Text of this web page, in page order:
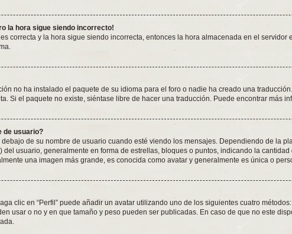
la hora sigue siendo incorrecto!
correcta y la hora sigue siendo incorrecta, entonces la hora almacenada en el servidor
no ha instalado el paquete de su idioma para el foro o nadie ha creado una
Si el paquete no existe, siéntase libre de hacer una traducción. Puede encontrar más
de usuario?
de su nombre de usuario cuando esté viendo los mensajes. Dependiendo de la
usuario, generalmente en forma de estrellas, bloques o puntos, indicando la
una imagen más grande, es conocida como avatar y generalmente es única o
clic en “Perfil” puede añadir un avatar utilizando uno de los siguientes cuatro
usar o no y en que tamaño y peso pueden ser publicadas. En caso de que no este